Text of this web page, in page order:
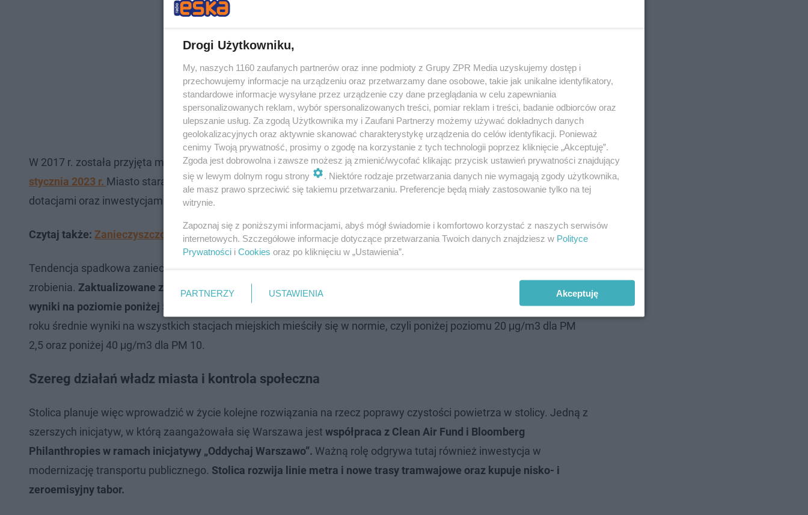
W 2017 r. została przyjęta mazowiecka uchwała antysmogowa, która wprowadziła zakaz używania kopciuchów od
stycznia 2023 r. Miasto starało się wspomóc mieszkańców w wymianie przestarzałych kotłów. Czyniono to m.in.
dotacjami oraz inwestycjami w likwidację kopciuchów w lokalach komunalnych.
Czytaj także: Zanieczyszczone powietrze w metrze. Nawet 30 razy gorsze niż na ulicach
Tendencja spadkowa zanieczyszczenia powietrza w Warszawie to bardzo dobra informacja, ale jest jeszcze wiele do
zrobienia. Zaktualizowane zalecenia Światowej Organizacji Zdrowia wskazują, że nieszkodliwe dla zdrowia są
wyniki na poziomie poniżej 5 μg/m3 dla pyłu PM 2,5 oraz poniżej 15 μg/m3 dla pyłu PM 10
. Tymczasem w ubiegłym
roku średnie wyniki na wszystkich stacjach miejskich mieściły się w normie, czyli poniżej poziomu 20 μg/m3 dla PM
2,5 oraz poniżej 40 μg/m3 dla PM 10.
Szereg działań władz miasta i kontrola społeczna
Stolica planuje więc wprowadzić w życie kolejne rozwiązania na rzecz poprawy czystości powietrza w stolicy. Jedną z
szerszych inicjatyw, w którą zaangażowała się Warszawa jest współpraca z Clean Air Fund i Bloomberg
Philanthropies w ramach inicjatywy „Oddychaj Warszawo”. Ważną rolę odgrywa tutaj również inwestycja w
modernizację transportu publicznego. Stolica rozwija linie metra i nowe trasy tramwajowe oraz kupuje nisko- i
zeroemisyjny tabor.
Drogi Użytkowniku,
My, naszych 1160 zaufanych partnerów oraz inne podmioty z Grupy ZPR Media uzyskujemy dostęp i
przechowujemy informacje na urządzeniu oraz przetwarzamy dane osobowe, takie jak unikalne identyfikatory,
standardowe informacje wysyłane przez urządzenie czy dane przeglądania w celu zapewniania
spersonalizowanych reklam, wybór spersonalizowanych treści, pomiar reklam i treści, badanie odbiorców oraz
ulepszanie usług. Za zgodą Użytkownika my i Zaufani Partnerzy możemy używać dokładnych danych
geolokalizacyjnych oraz aktywnie skanować charakterystykę urządzenia do celów identyfikacji. Ponieważ
cenimy Twoją prywatność, prosimy o zgodę na korzystanie z tych technologii poprzez kliknięcie „Akceptuję”.
Zgoda jest dobrowolna i zawsze możesz ją zmienić/wycofać klikając przycisk ustawień prywatności znajdujący
się w lewym dolnym rogu strony
. Niektóre rodzaje przetwarzania danych nie wymagają zgody użytkownika,
ale masz prawo sprzeciwić się takiemu przetwarzaniu. Preferencje będą miały zastosowanie tylko na tej
witrynie.
Zapoznaj się z poniższymi informacjami, abyś mógł świadomie i komfortowo korzystać z naszych serwisów
internetowych. Szczegółowe informacje dotyczące przetwarzania Twoich danych znajdziesz w Polityce
Prywatności i Cookies oraz po kliknięciu w „Ustawienia”.
PARTNERZY USTAWIENIA Akceptuję